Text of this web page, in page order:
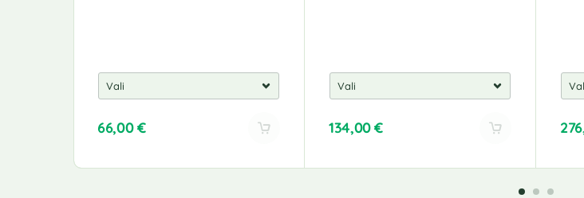
66,00€
l
134,00€
l
l